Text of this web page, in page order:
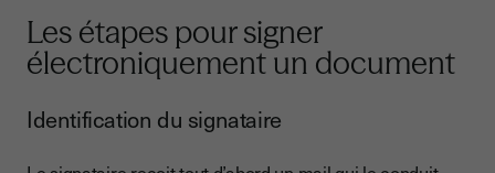
Les étapes pour signer
électroniquement un document
Identification du signataire